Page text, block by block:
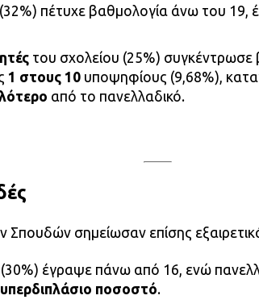
(32%) πέτυχε βαθμολογία άνω του 19,
του σχολείου (25%)
1 στους 10 υποψηφίους (9,68%),
από το πανελλαδικό.
Σπουδών σημείωσαν επίσης
(30%) έγραψε πάνω από 16, ενώ
υπερδιπλάσιο ποσοστό.